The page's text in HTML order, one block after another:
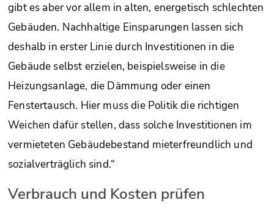
gibt es aber vor allem in alten, energetisch schlechten
Gebäuden. Nachhaltige Einsparungen lassen sich
deshalb in erster Linie durch Investitionen in die
Gebäude selbst erzielen, beispielsweise in die
Heizungsanlage, die Dämmung oder einen
Fenstertausch. Hier muss die Politik die richtigen
Weichen dafür stellen, dass solche Investitionen im
vermieteten Gebäudebestand mieterfreundlich und
sozialverträglich sind.“
Verbrauch und Kosten prüfen